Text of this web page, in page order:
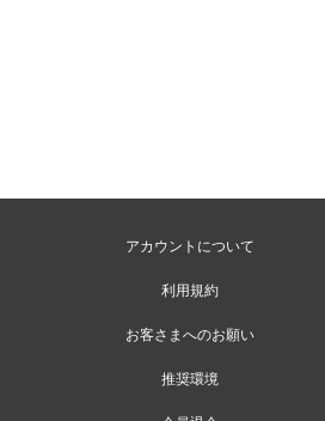
アカウントについて
利用規約
お客さまへのお願い
推奨環境